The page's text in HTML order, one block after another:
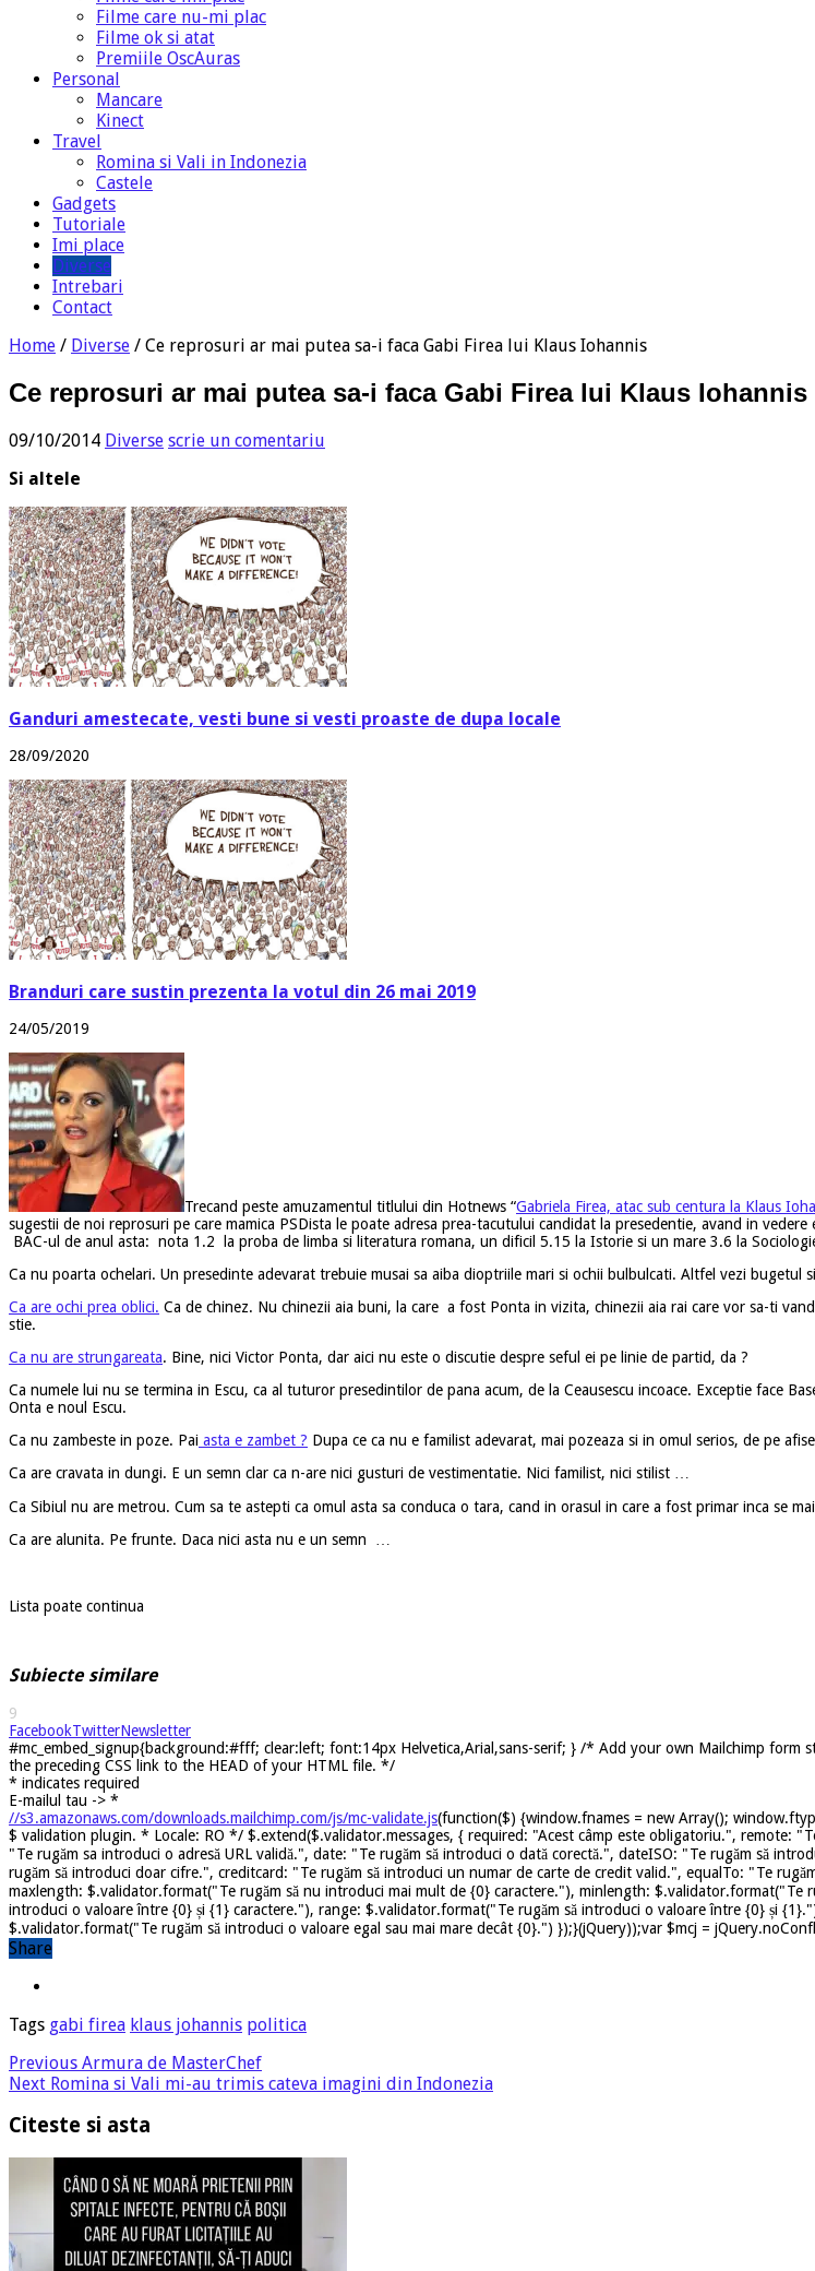
Filme care nu-mi plac
Filme ok si atat
Premiile OscAuras
Personal
Mancare
Kinect
Travel
Romina si Vali in Indonezia
Castele
Gadgets
Tutoriale
Imi place
Diverse
Intrebari
Contact
Home / Diverse / Ce reprosuri ar mai putea sa-i faca Gabi Firea lui Klaus Iohannis
Ce reprosuri ar mai putea sa-i faca Gabi Firea lui Klaus Iohannis
09/10/2014 Diverse scrie un comentariu
Si altele
Ganduri amestecate, vesti bune si vesti proaste de dupa locale
28/09/2020
Branduri care sustin prezenta la votul din 26 mai 2019
24/05/2019
Trecand peste amuzamentul titlului din Hotnews “Gabriela Firea, atac sub centura la Klaus
sugestii de noi reprosuri pe care mamica PSDista le poate adresa prea-tacutului candidat la presedentie, avand in
BAC-ul de anul asta: nota 1.2 la proba de limba si literatura romana, un dificil 5.15 la Istorie si un mare 3.6 la
Ca nu poarta ochelari. Un presedinte adevarat trebuie musai sa aiba dioptriile mari si ochii bulbulcati. Altfel vezi
Ca are ochi prea oblici. Ca de chinez. Nu chinezii aia buni, la care a fost Ponta in vizita, chinezii aia rai care vor sa-ti
stie.
Ca nu are strungareata. Bine, nici Victor Ponta, dar aici nu este o discutie despre seful ei pe linie de partid, da ?
Ca numele lui nu se termina in Escu, ca al tuturor presedintilor de pana acum, de la Ceausescu incoace. Exceptie face
Onta e noul Escu.
Ca nu zambeste in poze. Pai asta e zambet ? Dupa ce ca nu e familist adevarat, mai pozeaza si in omul serios, de pe
Ca are cravata in dungi. E un semn clar ca n-are nici gusturi de vestimentatie. Nici familist, nici stilist …
Ca Sibiul nu are metrou. Cum sa te astepti ca omul asta sa conduca o tara, cand in orasul in care a fost primar inca se
Ca are alunita. Pe frunte. Daca nici asta nu e un semn …
Lista poate continua
Subiecte similare
9
FacebookTwitterNewsletter
#mc_embed_signup{background:#fff; clear:left; font:14px Helvetica,Arial,sans-serif; } /* Add your own Mailchimp form
the preceding CSS link to the HEAD of your HTML file. */
* indicates required
E-mailul tau -> *
//s3.amazonaws.com/downloads.mailchimp.com/js/mc-validate.js(function($) {window.fnames = new Array();
$ validation plugin. * Locale: RO */ $.extend($.validator.messages, { required: "Acest câmp este obligatoriu.", remote:
"Te rugăm sa introduci o adresă URL validă.", date: "Te rugăm să introduci o dată corectă.", dateISO: "Te rugăm să
rugăm să introduci doar cifre.", creditcard: "Te rugăm să introduci un numar de carte de credit valid.", equalTo: "Te
maxlength: $.validator.format("Te rugăm să nu introduci mai mult de {0} caractere."), minlength:
introduci o valoare între {0} și {1} caractere."), range: $.validator.format("Te rugăm să introduci o valoare între {0} și
$.validator.format("Te rugăm să introduci o valoare egal sau mai mare decât {0}.") });}(jQuery));var $mcj =
Share
Tags gabi firea klaus johannis politica
Previous Armura de MasterChef
Next Romina si Vali mi-au trimis cateva imagini din Indonezia
Citeste si asta